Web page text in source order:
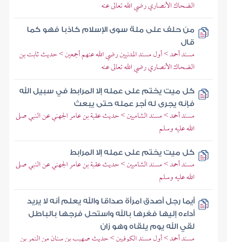
الضحاك الأنصاري رضي الله تعالى عنه
من حلف على ملة سوى الإسلام كاذبا فهو كما
قال
مسند أحمد > أول مسند المدنيين رضي الله عنهم أجمعين > حديث ثابت بن
الضحاك الأنصاري رضي الله تعالى عنه
كل ميت يختم على عمله إلا المرابط في سبيل الله
فإنه يجرى له أجر عمله حتى يبعث
مسند أحمد > مسند الشاميين > حديث عقبة بن عامر الجهني عن النبي صلى
الله عليه وسلم
كل ميت يختم على عمله إلا المرابط
مسند أحمد > مسند الشاميين > حديث عقبة بن عامر الجهني عن النبي صلى
الله عليه وسلم
أيما رجل أصدق امرأة صداقا والله يعلم أنه لا يريد
أداءه إليها فغرها بالله واستحل فرجها بالباطل
لقي الله يوم يلقاه وهو زان
مسند أحمد > أول مسند الكوفيين > حديث صهيب بن سنان من النمر بن